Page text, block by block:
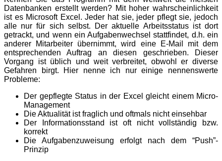
Datenbanken erstellt werden? Mit hoher wahrscheinlichkeit
ist es Microsoft Excel. Jeder hat sie, jeder pflegt sie, jedoch
alle nur für sich selbst. Der aktuelle Arbeitsstatus ist dort
getrackt, und wenn ein Aufgabenwechsel stattfindet, d.h. ein
anderer Mitarbeiter übernimmt, wird eine E-Mail mit dem
entsprechenden Auftrag an diesen geschrieben. Dieser
Vorgang ist üblich und weit verbreitet, obwohl er diverse
Gefahren birgt. Hier nenne ich nur einige nennenswerte
Probleme:
Der gepflegte Status in der Excel gleicht einem Micro-
Management
Die Aktualität ist fraglich und oftmals nicht einsehbar
Der Informationsstand ist oft nicht vollständig bzw.
korrekt
Die Aufgabenzuweisung erfolgt nach dem “Push”-
Prinzip